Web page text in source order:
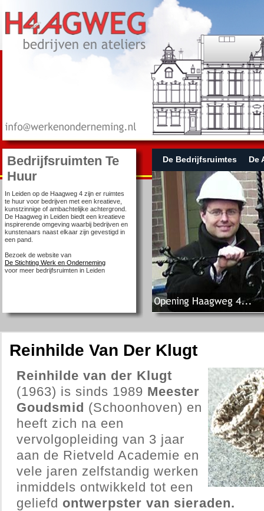
De Bedrijfsruimtes De
Bedrijfsruimten Te
Huur
In Leiden op de Haagweg 4 zijn er ruimtes
te huur voor bedrijven met een kreatieve,
kunstzinnige of ambachtelijke achtergrond.
De Haagweg in Leiden biedt een kreatieve
inspirerende omgeving waarbij bedrijven en
kunstenaars naast elkaar zijn gevestigd in
een pand.
Bezoek de website van
De Stichting Werk en Onderneming
voor meer bedrijfsruimten in Leiden
Reinhilde Van Der Klugt
Reinhilde van der Klugt
(1963) is sinds 1989 Meester
Goudsmid (Schoonhoven) en
heeft zich na een
vervolgopleiding van 3 jaar
aan de Rietveld Academie en
vele jaren zelfstandig werken
inmiddels ontwikkeld tot een
geliefd ontwerpster van sieraden.